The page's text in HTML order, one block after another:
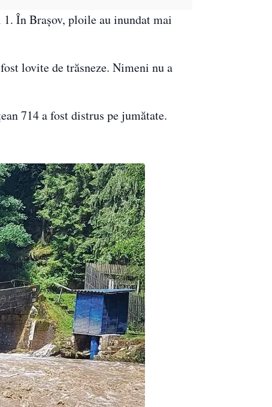
În Brașov, ploile au inundat mai
lovite de trăsneze. Nimeni nu a
714 a fost distrus pe jumătate.